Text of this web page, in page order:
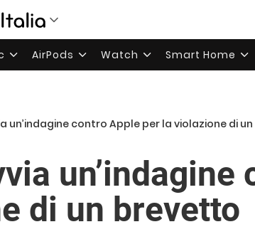
AirPods Watch Smart Home
un’indagine contro Apple per la violazione di
di un brevetto